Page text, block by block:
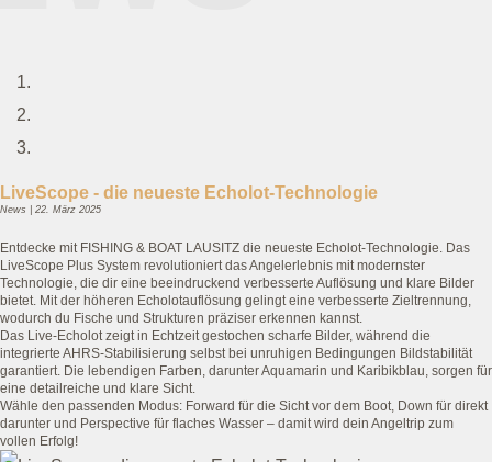
LiveScope - die neueste Echolot-Technologie
News | 22. März 2025
Entdecke mit FISHING & BOAT LAUSITZ die neueste Echolot-Technologie. Das
LiveScope Plus System revolutioniert das Angelerlebnis mit modernster
Technologie, die dir eine beeindruckend verbesserte Auflösung und klare Bilder
bietet. Mit der höheren Echolotauflösung gelingt eine verbesserte Zieltrennung,
wodurch du Fische und Strukturen präziser erkennen kannst.
Das Live-Echolot zeigt in Echtzeit gestochen scharfe Bilder, während die
integrierte AHRS-Stabilisierung selbst bei unruhigen Bedingungen Bildstabilität
garantiert. Die lebendigen Farben, darunter Aquamarin und Karibikblau, sorgen für
eine detailreiche und klare Sicht.
Wähle den passenden Modus: Forward für die Sicht vor dem Boot, Down für direkt
darunter und Perspective für flaches Wasser – damit wird dein Angeltrip zum
vollen Erfolg!